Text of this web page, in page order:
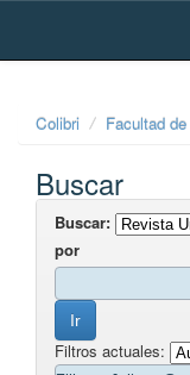
Skip
Colibri Facultad
Buscar
Buscar:
por
Filtros actuales: